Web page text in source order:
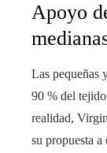
Apoyo
Las pequeñas
90 % del
realidad,
su propuesta